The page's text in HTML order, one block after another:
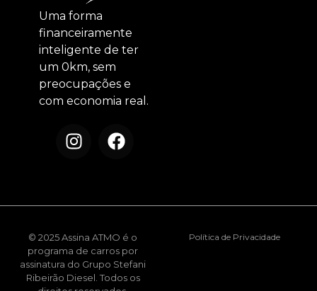
Uma forma
financeiramente
inteligente de ter
um 0km, sem
preocupações e
com economia real.
© 2025 Assina ATMO é o
programa de carros por
assinatura do Grupo Stefani
Ribeirão Diesel. Todos os
Política de Privacidade